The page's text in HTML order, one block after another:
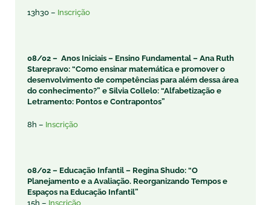
13h30 – Inscrição
08/02 – Anos Iniciais – Ensino Fundamental – Ana Ruth
Starepravo: “Como ensinar matemática e promover o
desenvolvimento de competências para além dessa área
do conhecimento?” eSilvia Collelo: “Alfabetização e
Letramento: Pontos e Contrapontos”
8h – Inscrição
08/02 – Educação Infantil – Regina Shudo: “O
Planejamento e a Avaliação. Reorganizando Tempos e
Espaços na Educação Infantil”
15h – Inscrição